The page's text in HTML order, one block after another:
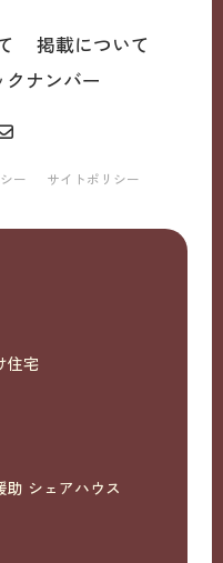
掲載について
クナンバー
ー サイトポリシー
住宅
助 シェアハウス